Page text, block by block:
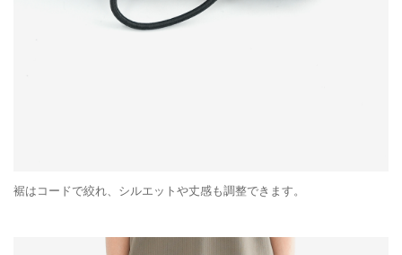
裾はコードで絞れ、シルエットや丈感も調整できます。